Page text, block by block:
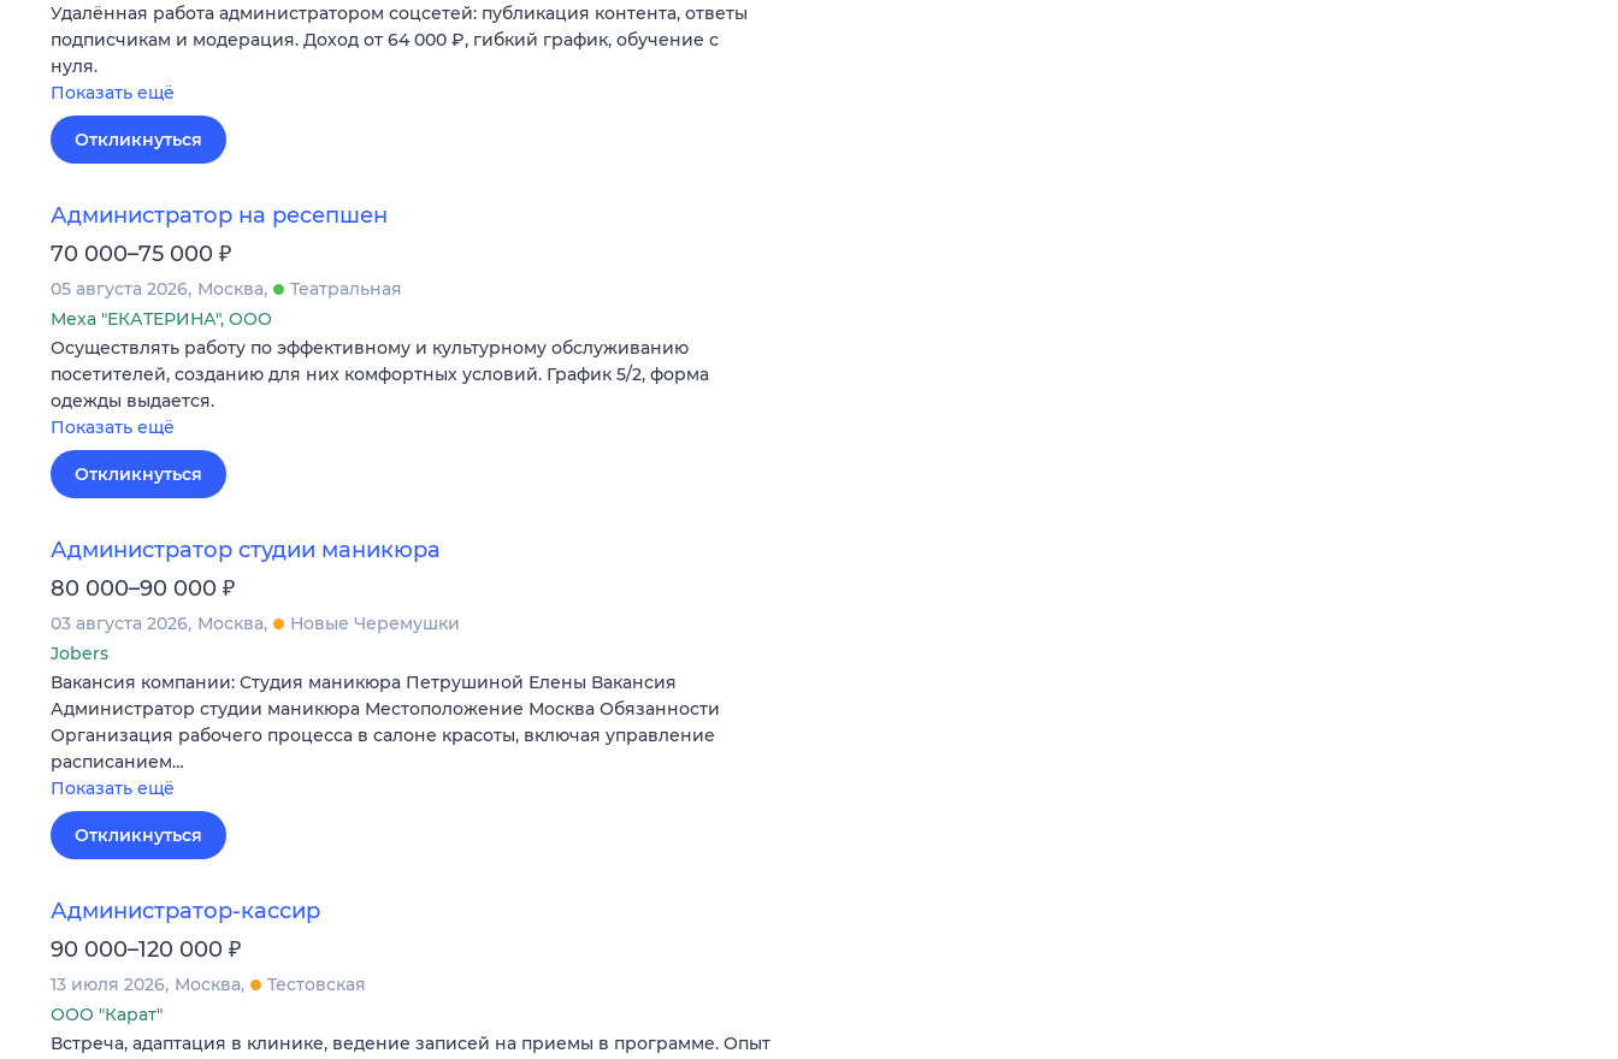
Удалённая работа администратором соцсетей: публикация контента, ответы
подписчикам и модерация. Доход от 64 000 ₽, гибкий график, обучение с
нуля.
Показать ещё
Откликнуться
Администратор на ресепшен
70 000–75 000 ₽
05 августа 2026 Москва
Театральная
Меха "ЕКАТЕРИНА", ООО
Осуществлять работу по эффективному и культурному обслуживанию
посетителей, созданию для них комфортных условий. График 5/2, форма
одежды выдается.
Показать ещё
Откликнуться
Администратор студии маникюра
80 000–90 000 ₽
03 августа 2026 Москва
Новые Черемушки
Jobers
Вакансия компании: Студия маникюра Петрушиной Елены Вакансия
Администратор студии маникюра Местоположение Москва Обязанности
Организация рабочего процесса в салоне красоты, включая управление
расписанием…
Показать ещё
Откликнуться
Администратор-кассир
90 000–120 000 ₽
13 июля 2026 Москва
Тестовская
ООО "Карат"
Встреча, адаптация в клинике, ведение записей на приемы в программе. Опыт